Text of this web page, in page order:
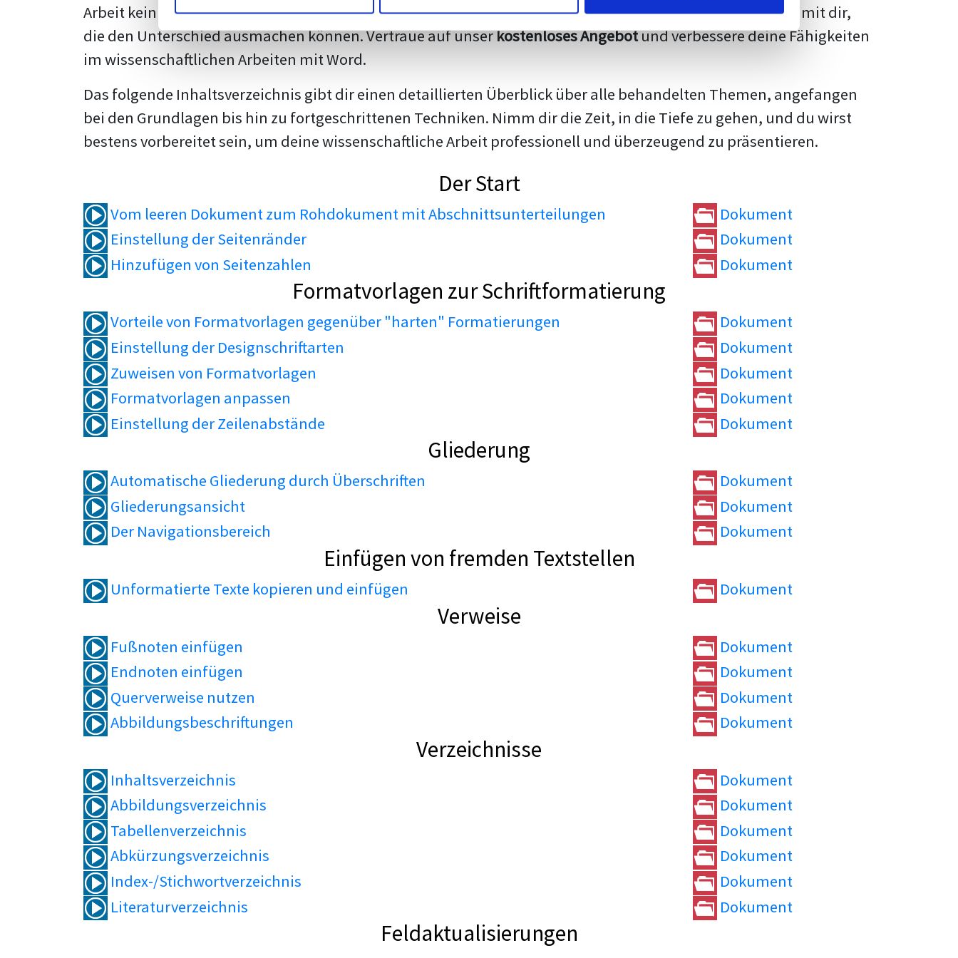
Arbeit kein Problem mehr für dich darstellen. Unsere erfahrenen Trainer teilen wertvolleTipps und Tricks
mit dir,
die den Unterschied ausmachen können. Vertraue auf unserkostenloses Angebotund verbessere deine Fähigkeiten
im wissenschaftlichen Arbeiten mit Word.
Das folgende Inhaltsverzeichnis gibt dir einen detaillierten Überblick über alle behandelten Themen, angefangen
bei den Grundlagen bis hin zu fortgeschrittenen Techniken. Nimm dir die Zeit, in die Tiefe zu gehen, und du wirst
bestens vorbereitet sein, um deine wissenschaftliche Arbeit professionell und überzeugend zu präsentieren.
Der Start
Vom leeren Dokument zum Rohdokument mit Abschnittsunterteilungen
Dokument
Einstellung der Seitenränder
Dokument
Hinzufügen von Seitenzahlen
Dokument
Formatvorlagen zur Schriftformatierung
Vorteile von Formatvorlagen gegenüber "harten" Formatierungen
Dokument
Einstellung der Designschriftarten
Dokument
Zuweisen von Formatvorlagen
Dokument
Formatvorlagen anpassen
Dokument
Einstellung der Zeilenabstände
Dokument
Gliederung
Automatische Gliederung durch Überschriften
Dokument
Gliederungsansicht
Dokument
Der Navigationsbereich
Dokument
Einfügen von fremden Textstellen
Unformatierte Texte kopieren und einfügen Dokument
Verweise
Fußnoten einfügen
Dokument
Endnoten einfügen
Dokument
Querverweise nutzen
Dokument
Abbildungsbeschriftungen
Dokument
Verzeichnisse
Inhaltsverzeichnis
Dokument
Abbildungsverzeichnis
Dokument
Tabellenverzeichnis
Dokument
Abkürzungsverzeichnis
Dokument
Index-/Stichwortverzeichnis
Dokument
Literaturverzeichnis
Dokument
Feldaktualisierungen